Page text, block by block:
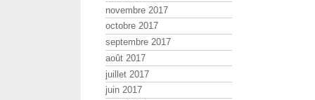
novembre 2017
octobre 2017
septembre 2017
août 2017
juillet 2017
juin 2017